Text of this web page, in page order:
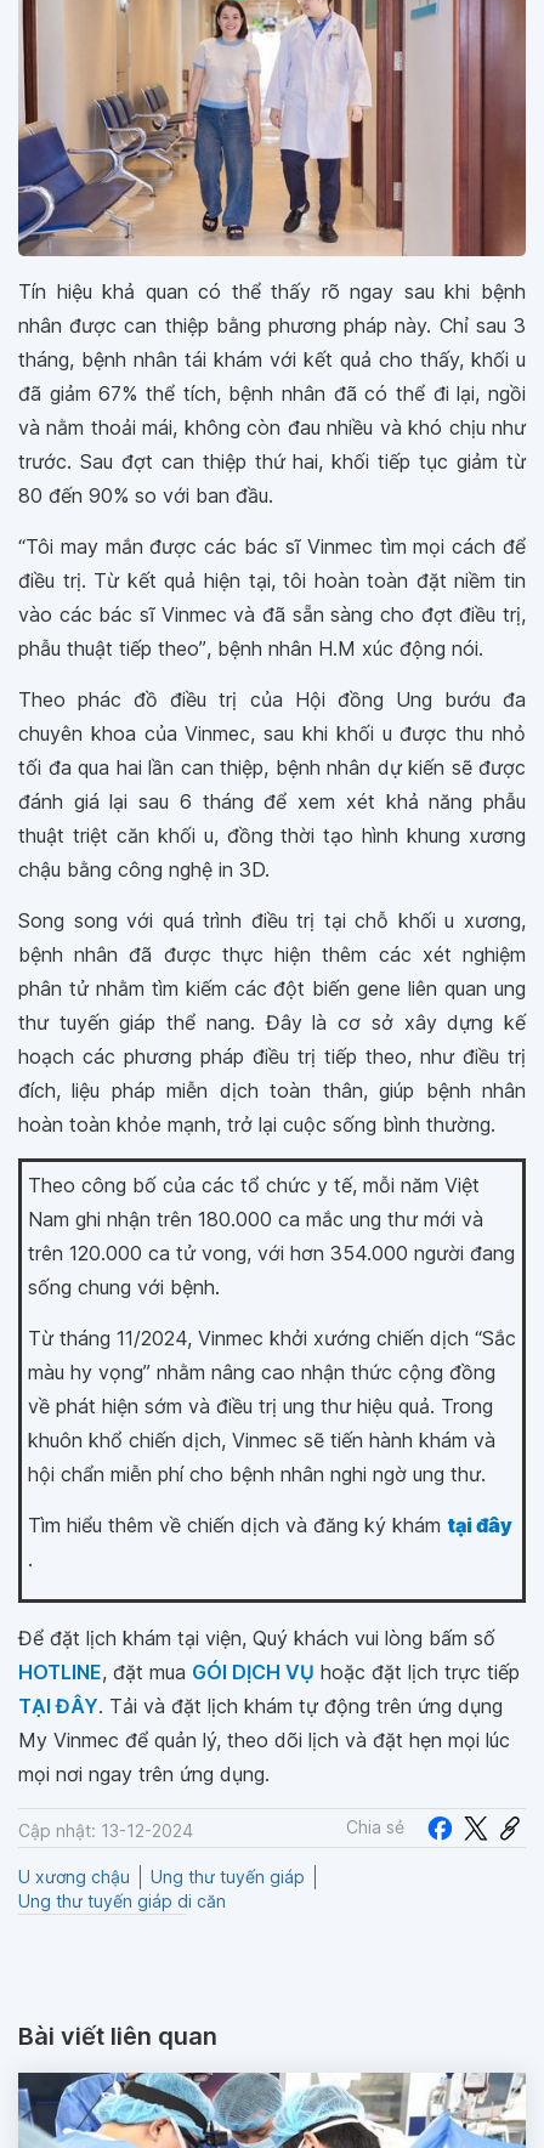
Tín hiệu khả quan có thể thấy rõ ngay sau khi bệnh
nhân được can thiệp bằng phương pháp này. Chỉ sau 3
tháng, bệnh nhân tái khám với kết quả cho thấy, khối u
đã giảm 67% thể tích, bệnh nhân đã có thể đi lại, ngồi
và nằm thoải mái, không còn đau nhiều và khó chịu như
trước. Sau đợt can thiệp thứ hai, khối tiếp tục giảm từ
80 đến 90% so với ban đầu.
“Tôi may mắn được các bác sĩ Vinmec tìm mọi cách để
điều trị. Từ kết quả hiện tại, tôi hoàn toàn đặt niềm tin
vào các bác sĩ Vinmec và đã sẵn sàng cho đợt điều trị,
phẫu thuật tiếp theo”, bệnh nhân H.M xúc động nói.
Theo phác đồ điều trị của Hội đồng Ung bướu đa
chuyên khoa của Vinmec, sau khi khối u được thu nhỏ
tối đa qua hai lần can thiệp, bệnh nhân dự kiến sẽ được
đánh giá lại sau 6 tháng để xem xét khả năng phẫu
thuật triệt căn khối u, đồng thời tạo hình khung xương
chậu bằng công nghệ in 3D.
Song song với quá trình điều trị tại chỗ khối u xương,
bệnh nhân đã được thực hiện thêm các xét nghiệm
phân tử nhằm tìm kiếm các đột biến gene liên quan ung
thư tuyến giáp thể nang. Đây là cơ sở xây dựng kế
hoạch các phương pháp điều trị tiếp theo, như điều trị
đích, liệu pháp miễn dịch toàn thân, giúp bệnh nhân
hoàn toàn khỏe mạnh, trở lại cuộc sống bình thường.
Theo công bố của các tổ chức y tế, mỗi năm Việt
Nam ghi nhận trên 180.000 ca mắc ung thư mới và
trên 120.000 ca tử vong, với hơn 354.000 người đang
sống chung với bệnh.
Từ tháng 11/2024, Vinmec khởi xướng chiến dịch “Sắc
màu hy vọng” nhằm nâng cao nhận thức cộng đồng
về phát hiện sớm và điều trị ung thư hiệu quả. Trong
khuôn khổ chiến dịch, Vinmec sẽ tiến hành khám và
hội chẩn miễn phí cho bệnh nhân nghi ngờ ung thư.
Tìm hiểu thêm về chiến dịch và đăng ký khám tại đây
.
Để đặt lịch khám tại viện, Quý khách vui lòng bấm số
HOTLINE, đặt mua GÓI DỊCH VỤ hoặc đặt lịch trực tiếp
TẠI ĐÂY. Tải và đặt lịch khám tự động trên ứng dụng
My Vinmec để quản lý, theo dõi lịch và đặt hẹn mọi lúc
mọi nơi ngay trên ứng dụng.
Cập nhật: 13-12-2024 Chia sẻ
U xương chậu
Ung thư tuyến giáp
Ung thư tuyến giáp di căn
Bài viết liên quan